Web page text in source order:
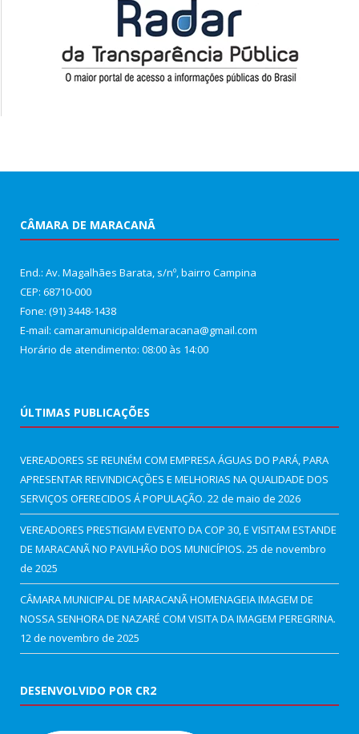
CÂMARA DE MARACANÃ
End.: Av. Magalhães Barata, s/nº, bairro Campina
CEP: 68710-000
Fone: (91) 3448-1438
E-mail: camaramunicipaldemaracana@gmail.com
Horário de atendimento: 08:00 às 14:00
ÚLTIMAS PUBLICAÇÕES
VEREADORES SE REUNÉM COM EMPRESA ÁGUAS DO PARÁ, PARA
APRESENTAR REIVINDICAÇÕES E MELHORIAS NA QUALIDADE DOS
SERVIÇOS OFERECIDOS Á POPULAÇÃO. 22 de maio de 2026
VEREADORES PRESTIGIAM EVENTO DA COP 30, E VISITAM ESTANDE
DE MARACANÃ NO PAVILHÃO DOS MUNICÍPIOS. 25 de novembro
de 2025
CÂMARA MUNICIPAL DE MARACANÃ HOMENAGEIA IMAGEM DE
NOSSA SENHORA DE NAZARÉ COM VISITA DA IMAGEM PEREGRINA.
12 de novembro de 2025
DESENVOLVIDO POR CR2